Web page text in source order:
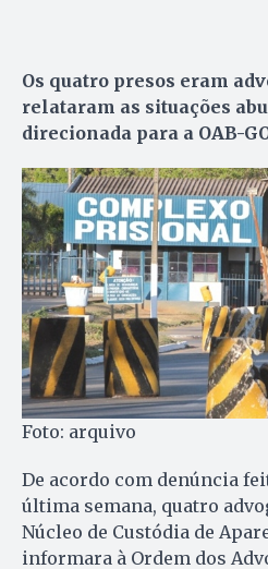
Os quatro presos eram
relataram as situações
direcionada para a OAB-
Foto: arquivo
De acordo com denúncia
última semana, quatro
Núcleo de Custódia de
informara à Ordem dos